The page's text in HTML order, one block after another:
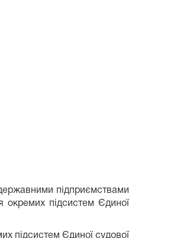
підприємствами
окремих підсистем Єдиної
підсистем Єдиної судової